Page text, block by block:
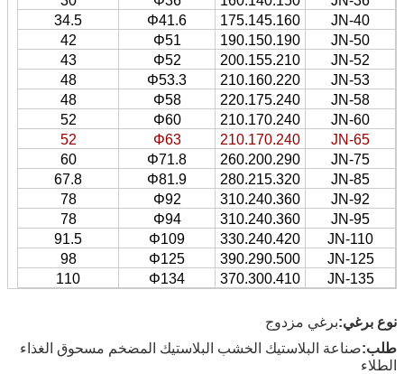
JN-40
175.145.160
Φ41.6
34.5
JN-50
190.150.190
Φ51
42
JN-52
200.155.210
Φ52
43
JN-53
210.160.220
Φ53.3
48
JN-58
220.175.240
Φ58
48
JN-60
210.170.240
Φ60
52
JN-65
210.170.240
Φ63
52
JN-75
260.200.290
Φ71.8
60
JN-85
280.215.320
Φ81.9
67.8
JN-92
310.240.360
Φ92
78
JN-95
310.240.360
Φ94
78
JN-110
330.240.420
Φ109
91.5
JN-125
390.290.500
Φ125
98
JN-135
370.300.410
Φ134
110
نوع برغي:برغي مزدوج
طلب:صناعة البلاستيك الخشب البلاستيك المضخم مسحوق الغذاء
الطلاء